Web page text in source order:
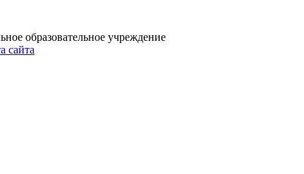
образовательное учреждение
сайта